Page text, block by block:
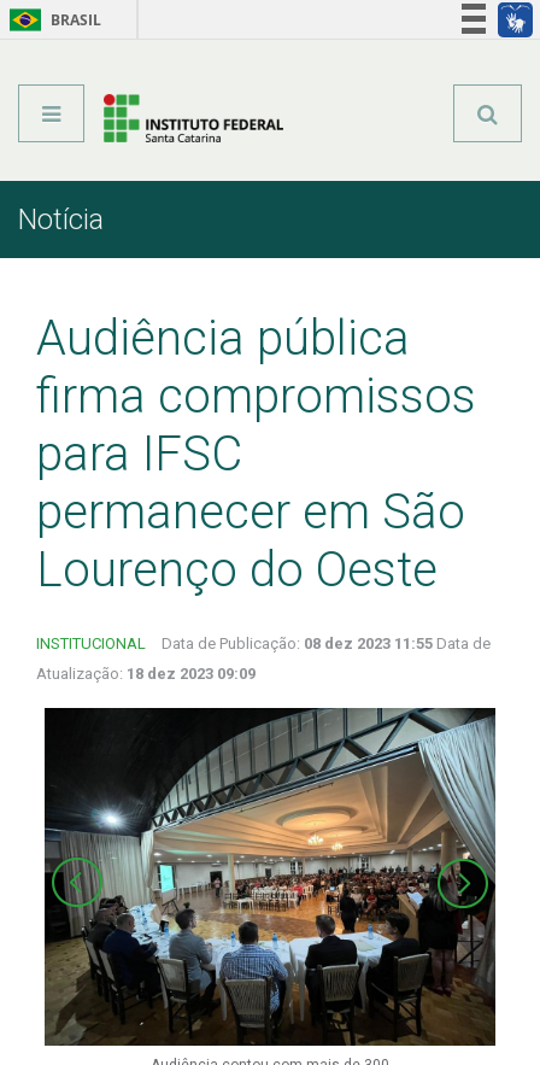
BRASIL
NotíciaInício
Audiência pública
firma compromissos
para IFSC
permanecer em São
Lourenço do Oeste
INSTITUCIONAL Data de Publicação: 08 dez 2023 11:55 Data de
Atualização: 18 dez 2023 09:09